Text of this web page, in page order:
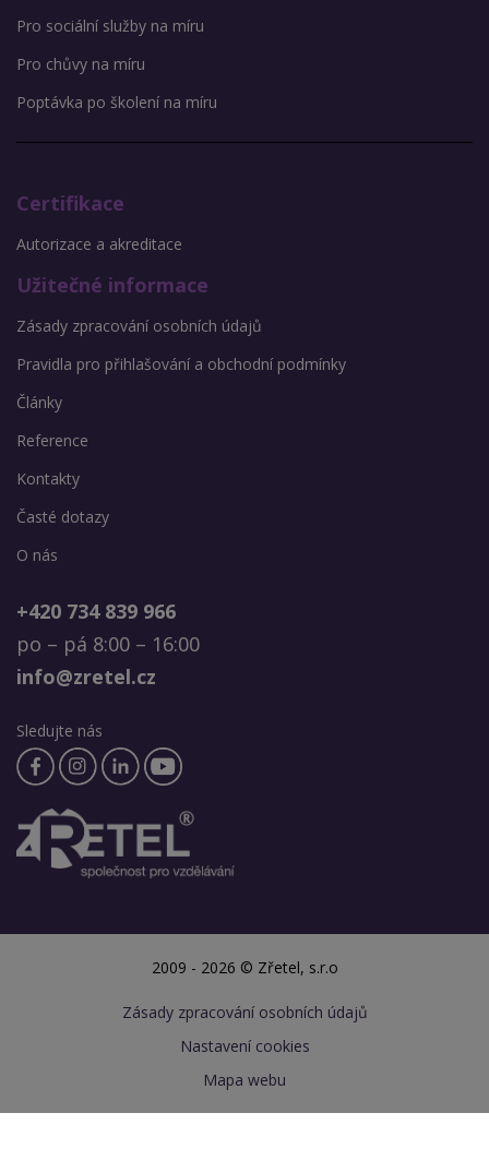
Pro sociální služby na míru
Pro chůvy na míru
Poptávka po školení na míru
Certifikace
Autorizace a akreditace
Užitečné informace
Zásady zpracování osobních údajů
Pravidla pro přihlašování a obchodní podmínky
Články
Reference
Kontakty
Časté dotazy
O nás
+420 734 839 966
po – pá 8:00 – 16:00
info@zretel.cz
Sledujte nás
2009 - 2026 © Zřetel, s.r.o
Zásady zpracování osobních údajů
Nastavení cookies
Mapa webu